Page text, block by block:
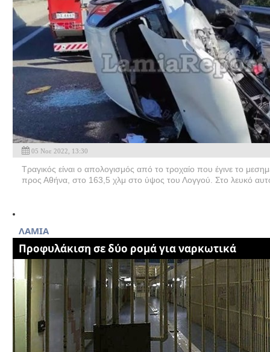
05 Νοε 2022, 13:30
Τραγικός είναι ο απολογισμός από το τροχαίο που έγινε το
προς Αθήνα, στο 163,5 χλμ στο ύψος του Λογγού. Στο λευκό
ΛΑΜΙΑ
Προφυλάκιση σε δύο ρομά για ναρκωτικά